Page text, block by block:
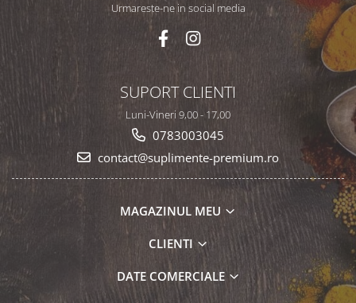
Urmareste-ne in social media
SUPORT CLIENTI
Luni-Vineri 9,00 - 17,00
0783003045
contact@suplimente-premium.ro
MAGAZINUL MEU
CLIENTI
DATE COMERCIALE